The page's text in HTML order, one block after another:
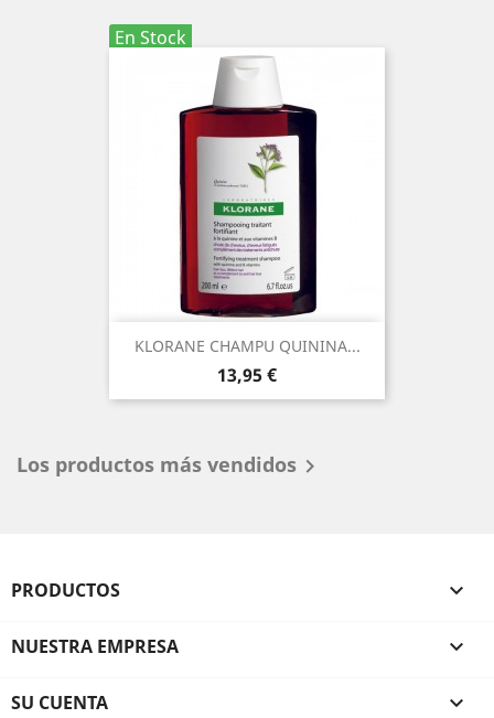
En Stock
KLORANE CHAMPU QUININA...
Precio
13,95 €
Los productos más vendidos 
PRODUCTOS 
NUESTRA EMPRESA 
SU CUENTA 